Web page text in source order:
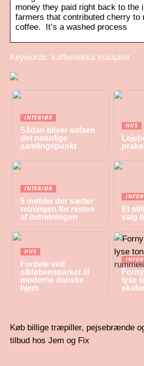
money they paid right back to the
farmers that contributed cherry to
coffee. It’s a washed process
Keywords: kaffemekka trustpilot
INTERIØR
Sådan bliver sofaen
det naturlige
samlingspunkt
HUS
INTERIØR
5 møbler der sætter
retningen for resten
af indretningen
Et
valg
HUS
Fordele ved
sildebensparket til
moderne danske
hjem
lyse
Køb billige træpiller, pejsebrænde
tilbud hos Jem og Fix